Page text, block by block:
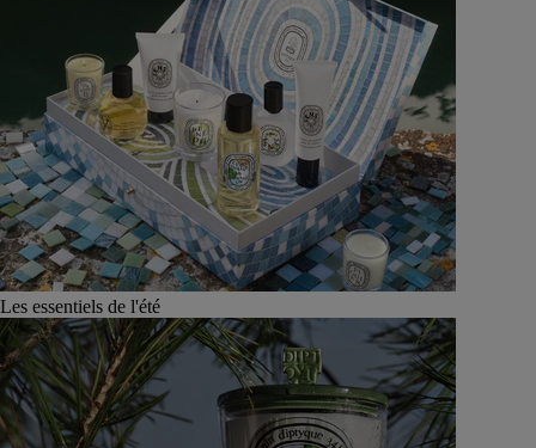
Les essentiels de l'été